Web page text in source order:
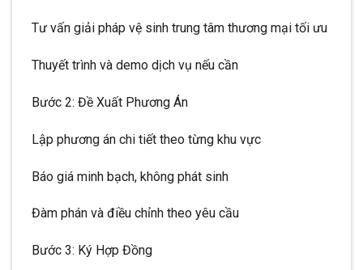
Tư vấn giải pháp vệ sinh trung tâm thương mại tối ưu
Thuyết trình và demo dịch vụ nếu cần
Bước 2: Đề Xuất Phương Án
Lập phương án chi tiết theo từng khu vực
Báo giá minh bạch, không phát sinh
Đàm phán và điều chỉnh theo yêu cầu
Bước 3: Ký Hợp Đồng